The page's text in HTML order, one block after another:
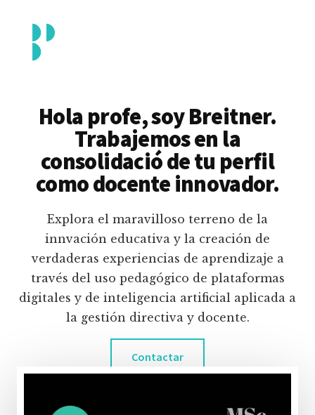
contenido
principal
menu
Piedrahita
docente
pedagógico
educativas
digitales
inteligencia
artificial.
Hola profe, soy Breitner.
Trabajemos en la
consolidació de tu perfil
como docente innovador.
Explora el maravilloso terreno de la
innvación educativa y la creación de
verdaderas experiencias de aprendizaje a
través del uso pedagógico de plataformas
digitales y de inteligencia artificial aplicada a
la gestión directiva y docente.
Contactar